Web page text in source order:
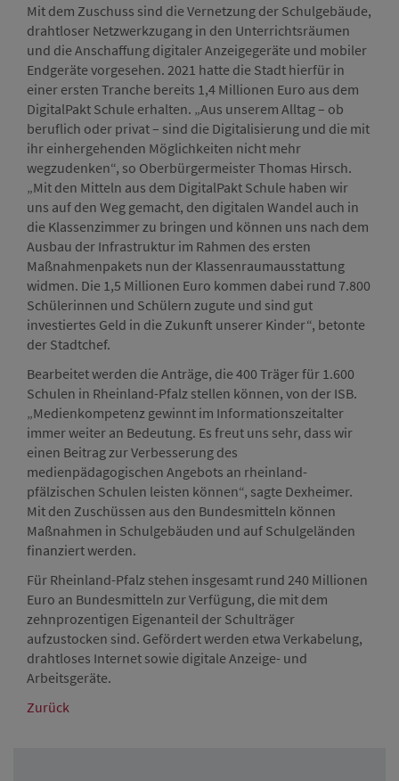
Mit dem Zuschuss sind die Vernetzung der Schulgebäude,
drahtloser Netzwerkzugang in den Unterrichtsräumen
und die Anschaffung digitaler Anzeigegeräte und mobiler
Endgeräte vorgesehen. 2021 hatte die Stadt hierfür in
einer ersten Tranche bereits 1,4 Millionen Euro aus dem
DigitalPakt Schule erhalten. „Aus unserem Alltag – ob
beruflich oder privat – sind die Digitalisierung und die mit
ihr einhergehenden Möglichkeiten nicht mehr
wegzudenken“, so Oberbürgermeister Thomas Hirsch.
„Mit den Mitteln aus dem DigitalPakt Schule haben wir
uns auf den Weg gemacht, den digitalen Wandel auch in
die Klassenzimmer zu bringen und können uns nach dem
Ausbau der Infrastruktur im Rahmen des ersten
Maßnahmenpakets nun der Klassenraumausstattung
widmen. Die 1,5 Millionen Euro kommen dabei rund 7.800
Schülerinnen und Schülern zugute und sind gut
investiertes Geld in die Zukunft unserer Kinder“, betonte
der Stadtchef.
Bearbeitet werden die Anträge, die 400 Träger für 1.600
Schulen in Rheinland-Pfalz stellen können, von der ISB.
„Medienkompetenz gewinnt im Informationszeitalter
immer weiter an Bedeutung. Es freut uns sehr, dass wir
einen Beitrag zur Verbesserung des
medienpädagogischen Angebots an rheinland-
pfälzischen Schulen leisten können“, sagte Dexheimer.
Mit den Zuschüssen aus den Bundesmitteln können
Maßnahmen in Schulgebäuden und auf Schulgeländen
finanziert werden.
Für Rheinland-Pfalz stehen insgesamt rund 240 Millionen
Euro an Bundesmitteln zur Verfügung, die mit dem
zehnprozentigen Eigenanteil der Schulträger
aufzustocken sind. Gefördert werden etwa Verkabelung,
drahtloses Internet sowie digitale Anzeige- und
Arbeitsgeräte.
Zurück